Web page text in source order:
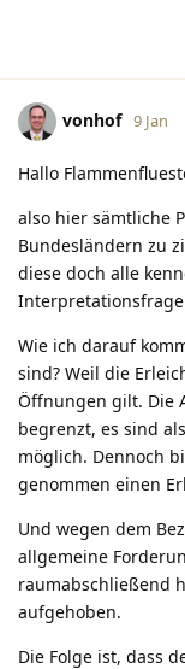
vonhof 9 Jan
Hallo
also hier sämtliche
Bundesländern zu
diese doch alle
Wie ich darauf
sind? Weil die
Öffnungen gilt. Die
begrenzt, es sind
möglich. Dennoch
genommen einen
Und wegen dem
allgemeine
raumabschließend
aufgehoben.
Die Folge ist, dass